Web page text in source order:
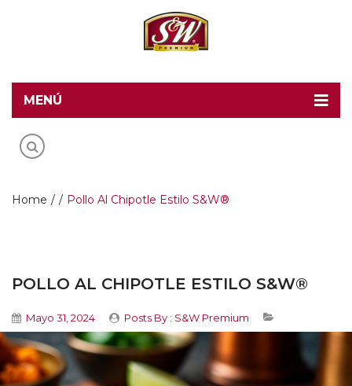
MENÚ
Home
Productos
Contacto
Blog
Home / / Pollo Al Chipotle Estilo S&W®
POLLO AL CHIPOTLE ESTILO S&W®
Mayo 31, 2024 Posts By : S&W Premium